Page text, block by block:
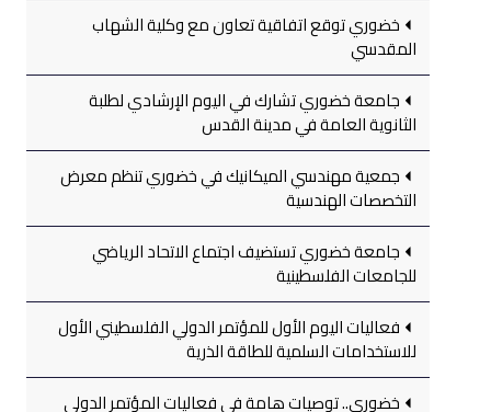
خضوري توقع اتفاقية تعاون مع وكلية الشهاب
المقدسي
جامعة خضوري تشارك في اليوم الإرشادي لطلبة
الثانوية العامة في مدينة القدس
جمعية مهندسي الميكانيك في خضوري تنظم معرض
التخصصات الهندسية
جامعة خضوري تستضيف اجتماع الاتحاد الرياضي
للجامعات الفلسطينية
فعاليات اليوم الأول للمؤتمر الدولي الفلسطيني الأول
للاستخدامات السلمية للطاقة الذرية
خضوري.. توصيات هامة في فعاليات المؤتمر الدولي